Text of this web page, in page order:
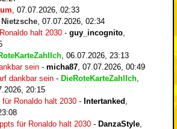
07.07.2026, 02:33
Nietzsche 07.07.2026, 02:34
halt 2030 - guy_incognito
06.07.2026, 23:13
sein - micha87 07.07.2026, 00:49
dankbar sein - DieRoteKarteZahlIch
20:15
für Ronaldo halt 2030 - Intertanked
für Ronaldo halt 2030 - DanzaStyle